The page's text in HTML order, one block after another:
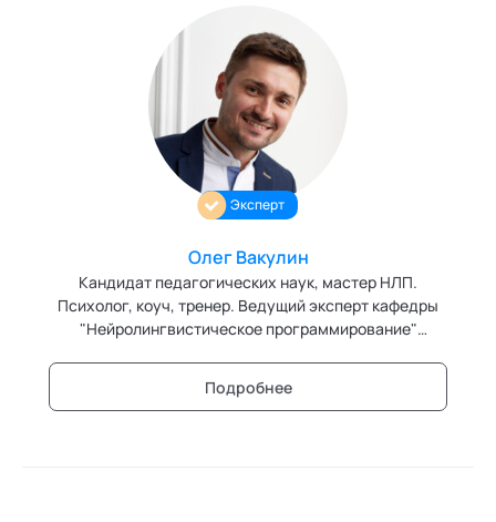
Эксперт
Олег Вакулин
Кандидат педагогических наук, мастер НЛП.
Психолог, коуч, тренер. Ведущий эксперт кафедры
"Нейролингвистическое программирование"
Подробнее